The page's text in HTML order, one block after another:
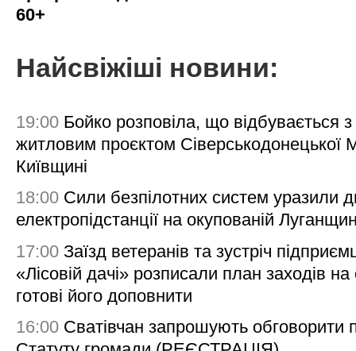
60+
Найсвіжіші новини:
19:00 Бойко розповіла, що відбувається з
житловим проєктом Сіверськодонецької
Київщині
18:00 Сили безпілотних систем уразили
електропідстанції на окупованій
17:00 Заїзд ветеранів та зустріч
«Лісовій дачі» розписали план заходів на
готові його доповнити
16:00 Сватівчан запрошують обговорити